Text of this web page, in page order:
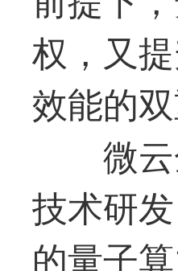
权，又
效能的双
微
技术研
的量子